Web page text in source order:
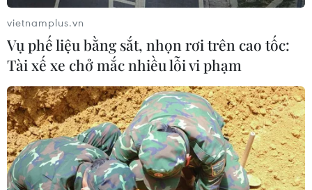
vietnamplus.vn
Vụ phế liệu bằng sắt, nhọn rơi trên cao tốc:
Tài xế xe chở mắc nhiều lỗi vi phạm